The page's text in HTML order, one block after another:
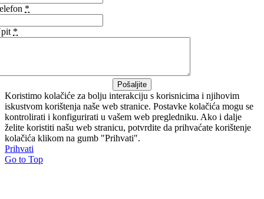
*
*
Pošaljite
Koristimo kolačiće za bolju interakciju s korisnicima i njihovim
iskustvom korištenja naše web stranice. Postavke kolačića mogu se
kontrolirati i konfigurirati u vašem web pregledniku. Ako i dalje
želite koristiti našu web stranicu, potvrdite da prihvaćate korištenje
kolačića klikom na gumb "Prihvati".
Prihvati
Go to Top